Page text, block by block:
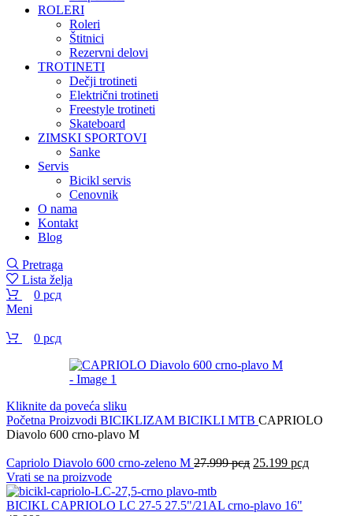
ROLERI
Roleri
Štitnici
Rezervni delovi
TROTINETI
Dečji trotineti
Električni trotineti
Freestyle trotineti
Skateboard
ZIMSKI SPORTOVI
Sanke
Servis
Bicikl servis
Cenovnik
O nama
Kontakt
Blog
Pretraga
Lista želja
0 рсд
Meni
0 рсд
Kliknite da poveća sliku
Početna Proizvodi BICIKLIZAM BICIKLI MTB CAPRIOLO
Diavolo 600 crno-plavo M
Capriolo Diavolo 600 crno-zeleno M 27.999рсд Originalna
bila:
25.199 рсдTrenutna
Vrati se na proizvode
BICIKL CAPRIOLO LC 27-5 27.5"/21AL crno-plavo 16"